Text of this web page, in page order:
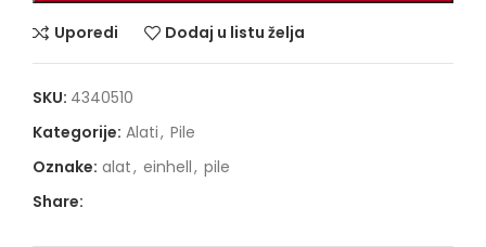
Uporedi Dodaj u listu želja
SKU: 4340510
Kategorije: Alati, Pile
Oznake: alat, einhell, pile
Share: